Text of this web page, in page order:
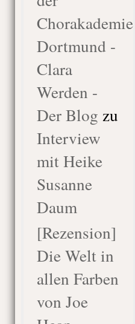
Chorakademie
Dortmund -
Clara
Werden -
Der Blog zu
Interview
mit Heike
Susanne
Daum
[Rezension]
Die Welt in
allen Farben
von Joe